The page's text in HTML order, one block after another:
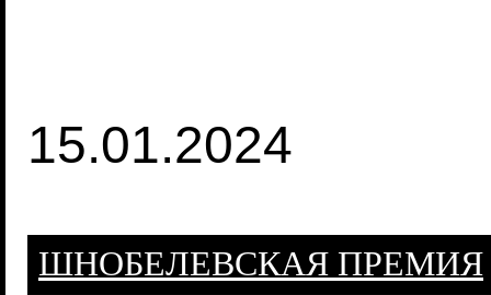
15.01.2024
ШНОБЕЛЕВСКАЯ ПРЕМИЯ